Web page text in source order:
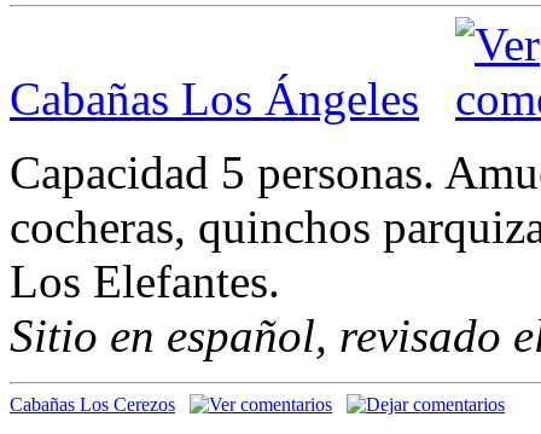
Cabañas Los Ángeles
Capacidad 5 personas.
cocheras, quinchos
Los Elefantes.
Sitio en español, revisado
Cabañas Los Cerezos